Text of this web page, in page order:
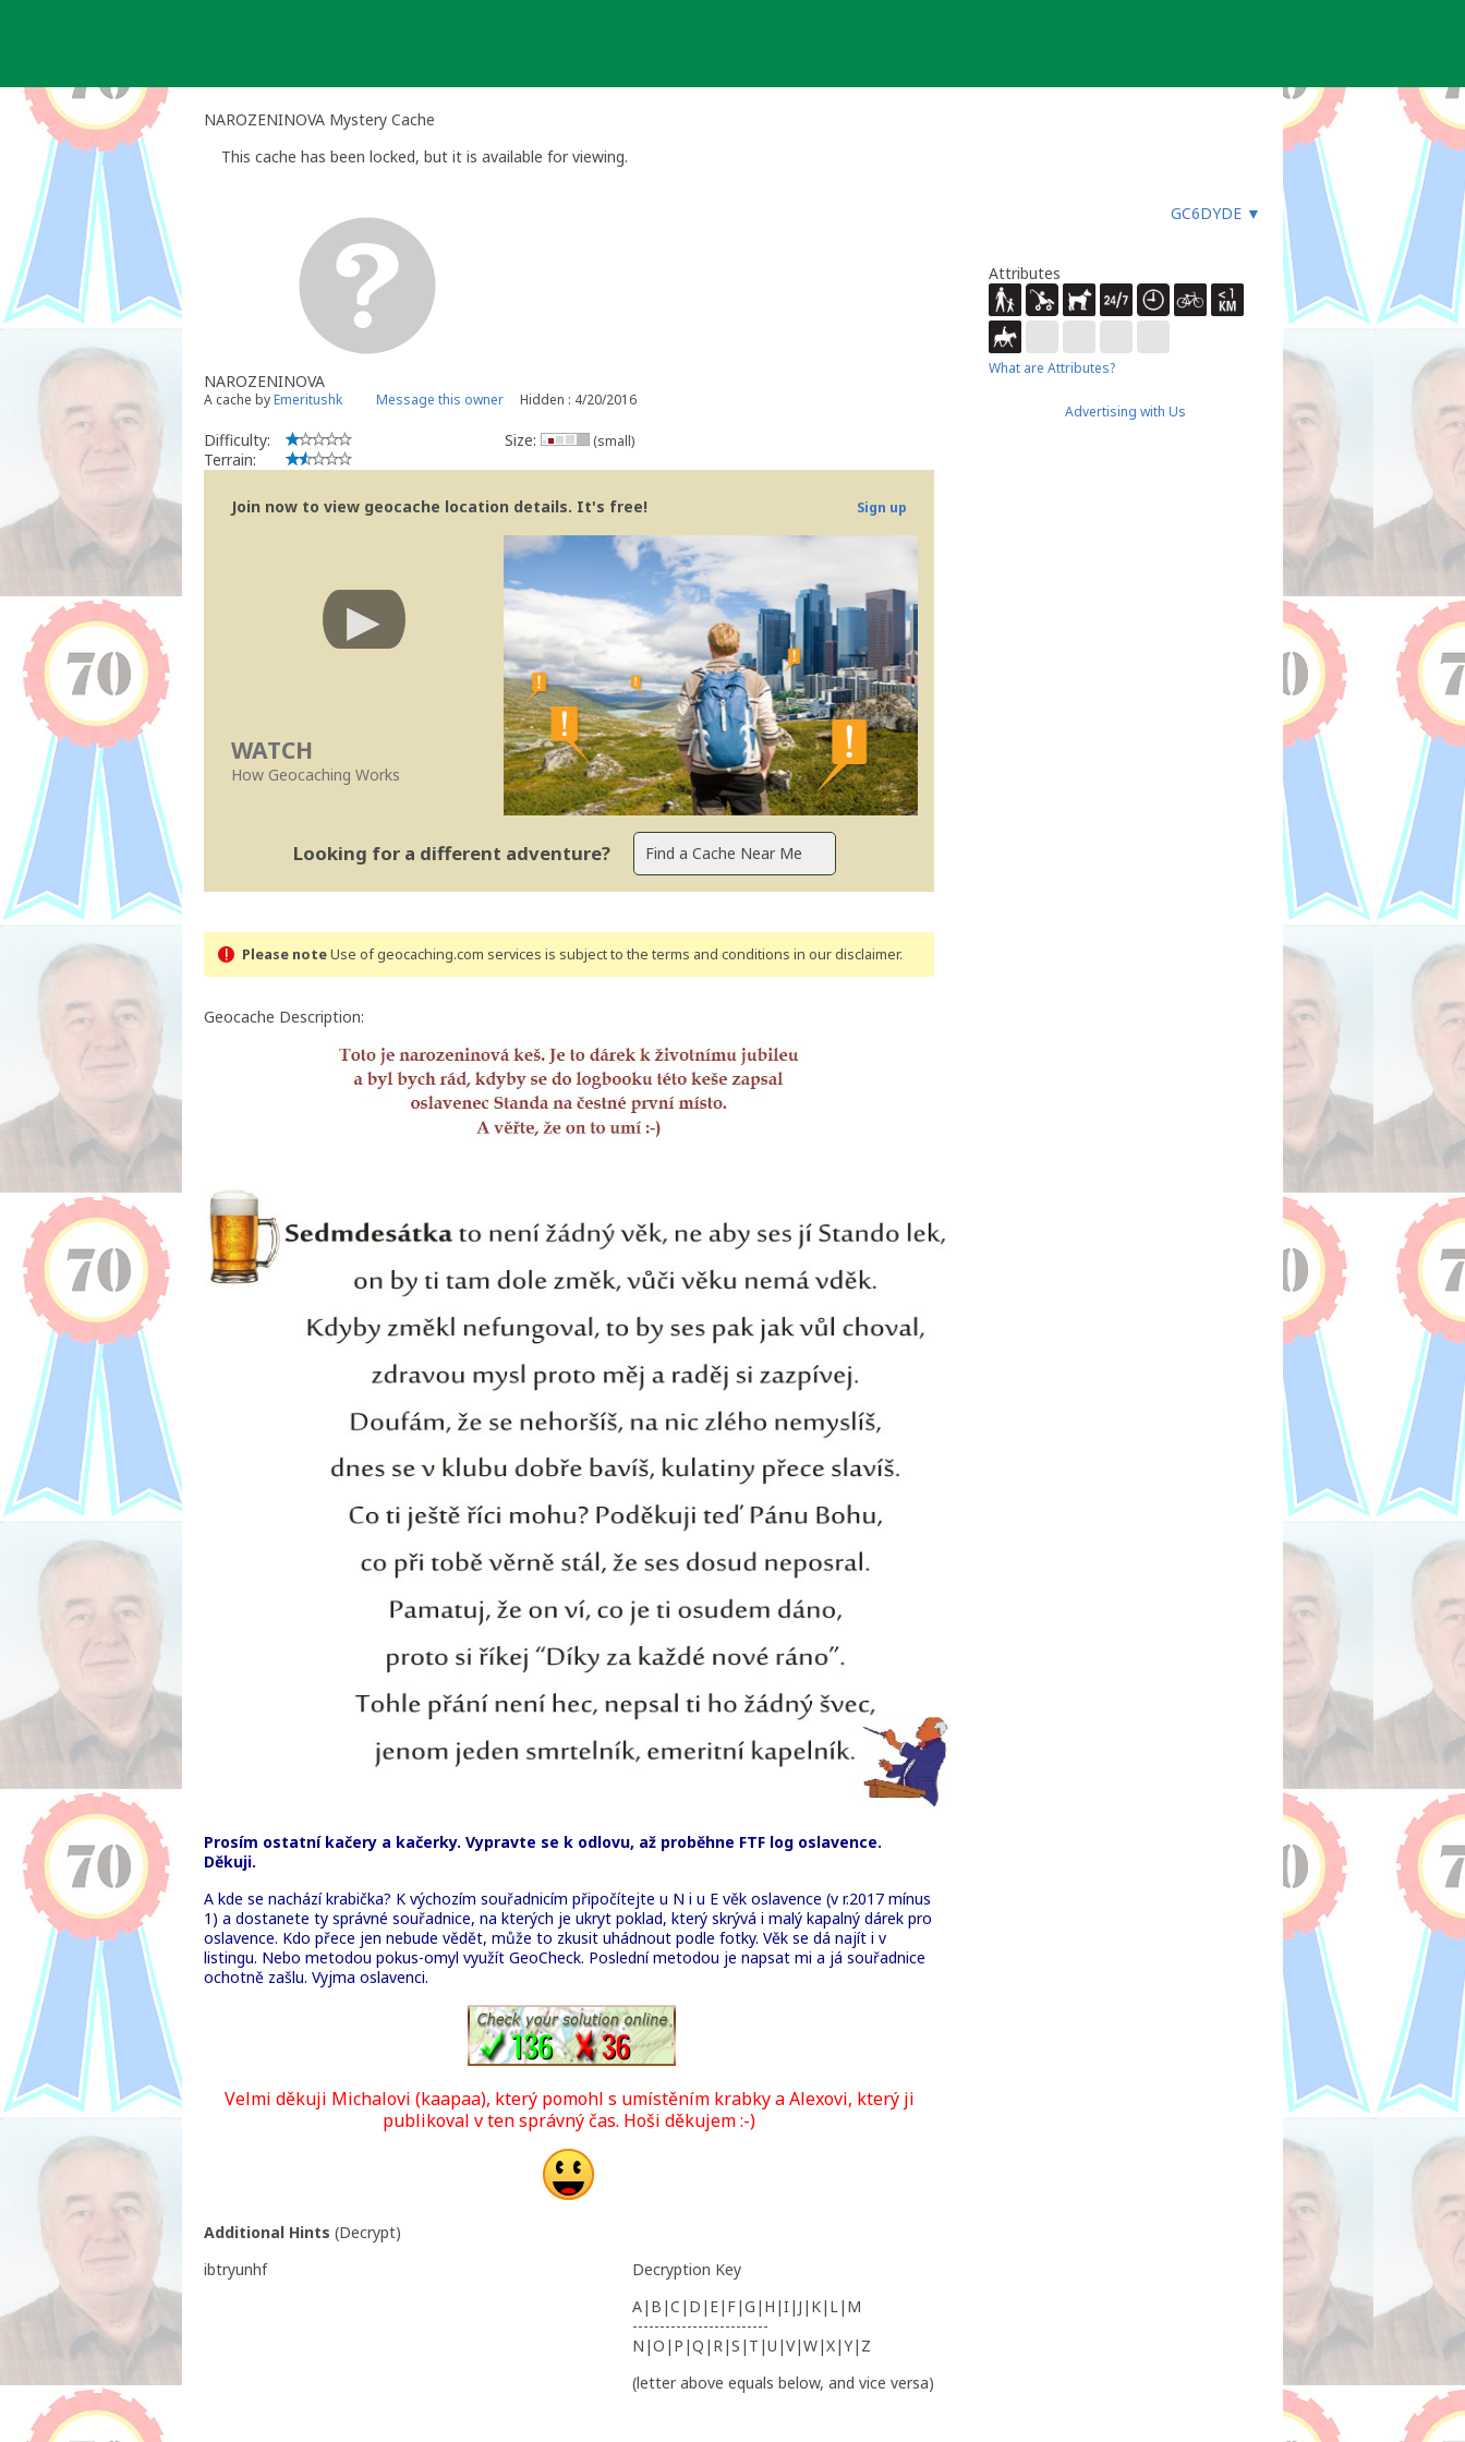
NAROZENINOVA Mystery Cache
This cache has been locked, but it is available for viewing.
GC6DYDE ▼
NAROZENINOVA
A cache byEmeritushk Message this owner Hidden : 4/20/2016
Difficulty:
Terrain:
Size: (small)
Join now to view geocache location details. It's free! Sign up
WATCH
How Geocaching Works
Looking for a different adventure?
Please noteUse of geocaching.com services is subject to the terms and conditions in our disclaimer.
Geocache Description:
Prosím ostatní kačery a kačerky. Vypravte se k odlovu, až proběhne FTF log oslavence.
Děkuji.
A kde se nachází krabička? K výchozím souřadnicím připočítejte u N i u E věk oslavence (v r.2017 mínus
1) a dostanete ty správné souřadnice, na kterých je ukryt poklad, který skrývá i malý kapalný dárek pro
oslavence. Kdo přece jen nebude vědět, může to zkusit uhádnout podle fotky. Věk se dá najít i v
listingu. Nebo metodou pokus-omyl využít GeoCheck. Poslední metodou je napsat mi a já souřadnice
ochotně zašlu. Vyjma oslavenci.
Velmi děkuji Michalovi (kaapaa), který pomohl s umístěním krabky a Alexovi, který ji
publikoval v ten správný čas. Hoši děkujem :-)
Additional Hints (Decrypt)
ibtryunhf
Decryption Key
A|B|C|D|E|F|G|H|I|J|K|L|M
-------------------------
N|O|P|Q|R|S|T|U|V|W|X|Y|Z
(letter above equals below, and vice versa)
Attributes
What are Attributes?
Advertising with Us